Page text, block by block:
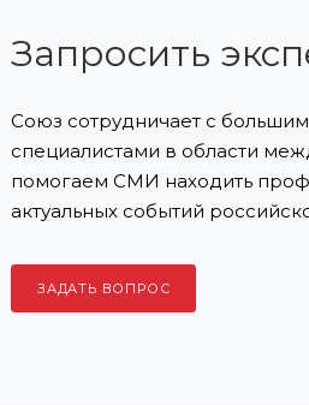
Запросить
Союз сотрудничает с
специалистами в области
помогаем СМИ находить
актуальных событий
ЗАДАТЬ ВОПРОС